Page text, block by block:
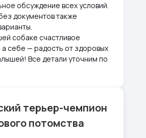
обсуждение всех условий.
документов также
собаке счастливое
себе — радость от здоровых
Все детали уточним по
терьер-чемпион
потомства